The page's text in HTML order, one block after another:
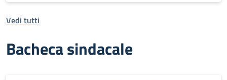
Vedi tutti
Bacheca sindacale